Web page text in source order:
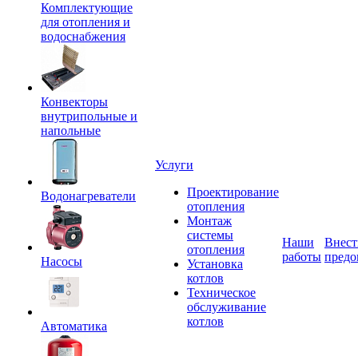
Комплектующие
для отопления и
водоснабжения
Конвекторы
внутрипольные и
напольные
Водонагреватели
Насосы
Автоматика
Услуги
Проектирование
отопления
Монтаж
системы
отопления
Установка
котлов
Техническое
обслуживание
котлов
Наши
работы